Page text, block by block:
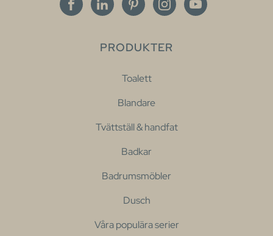
PRODUKTER
Toalett
Blandare
Tvättställ & handfat
Badkar
Badrumsmöbler
Dusch
Våra populära serier